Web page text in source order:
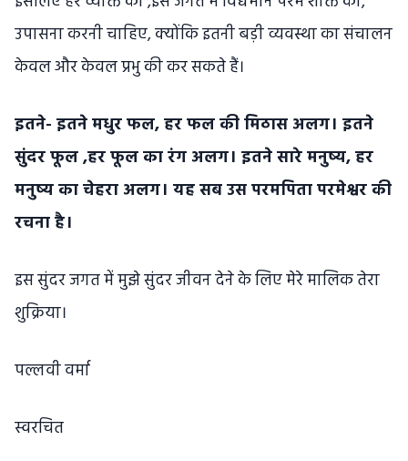
उपासना करनी चाहिए, क्योंकि इतनी बड़ी व्यवस्था का संचालन
केवल और केवल प्रभु की कर सकते हैं।
इतने- इतने मधुर फल, हर फल की मिठास अलग। इतने
सुंदर फूल ,हर फूल का रंग अलग। इतने सारे मनुष्य, हर
मनुष्य का चेहरा अलग। यह सब उस परमपिता परमेश्वर की
रचना है।
इस सुंदर जगत में मुझे सुंदर जीवन देने के लिए मेरे मालिक तेरा
शुक्रिया।
पल्लवी वर्मा
स्वरचित